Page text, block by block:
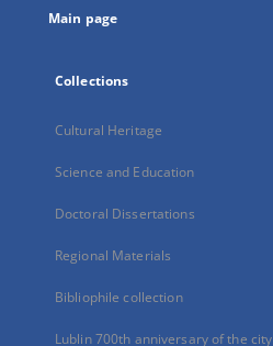
Main page
Collections
Cultural Heritage
Science and Education
Doctoral Dissertations
Regional Materials
Bibliophile collection
Lublin 700th anniversary of the city